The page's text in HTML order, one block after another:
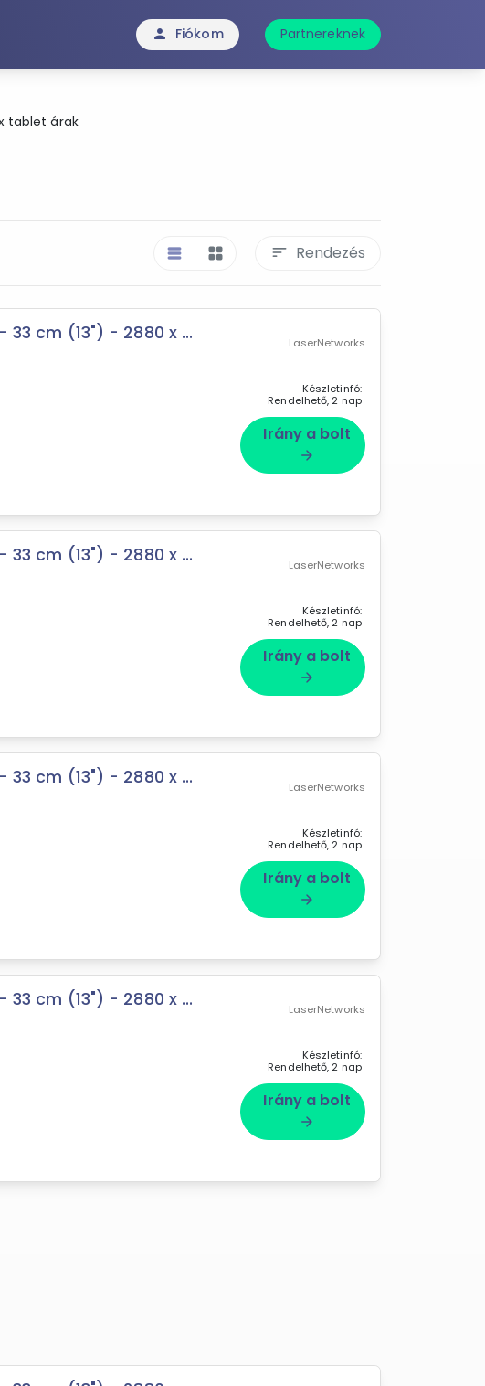
person Fiókom Partnereknek
tablet árak
table_rows grid_view sort Rendezés
cm (13") - 2880 x ... LaserNetworks
Készletinfó:
Rendelhető, 2 nap
Irány a bolt
arrow_forward
cm (13") - 2880 x ... LaserNetworks
Készletinfó:
Rendelhető, 2 nap
Irány a bolt
arrow_forward
cm (13") - 2880 x ... LaserNetworks
Készletinfó:
Rendelhető, 2 nap
Irány a bolt
arrow_forward
cm (13") - 2880 x ... LaserNetworks
Készletinfó:
Rendelhető, 2 nap
Irány a bolt
arrow_forward